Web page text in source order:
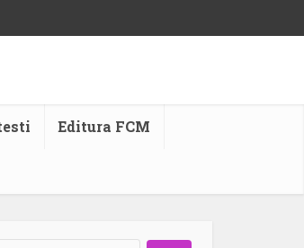
Editura FCM